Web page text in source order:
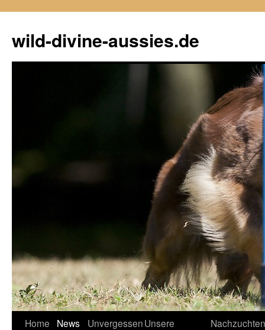
springen
wild-divine-aussies.de
Home News UnvergessenUnsere
Nachzuchten